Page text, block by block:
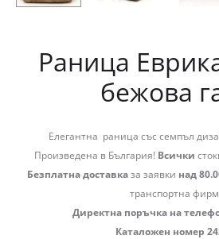
Раница
бежова
Елегантна раница със семпъл
Произведена в България! Всички
Безплатна доставказа заявки над
транспортна
Директна поръчка на
Каталожен номер